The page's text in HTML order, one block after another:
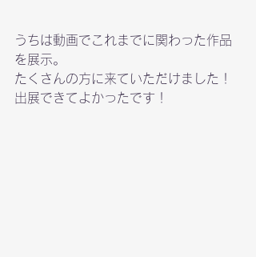
うちは動画でこれまでに関わった作品
を展示。
たくさんの方に来ていただけました！
出展できてよかったです！